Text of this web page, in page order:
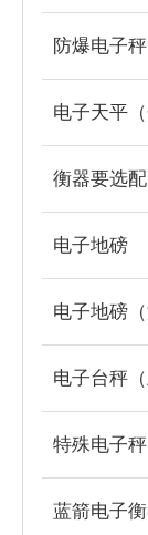
电子天平（
衡器要选
电子地磅
电子地磅（
蓝箭电子